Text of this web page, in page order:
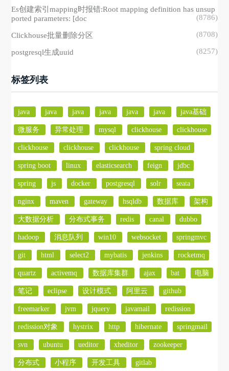
Es创建索引mapping时报错:Root mapping definition has unsup
ported parameters: [doc
(8786)
Clickhouse批量删除分区 (8708)
postgresql生成uuid (8257)
标签列表
java java java java java java java基础
微服务 异常处理 mysql clickhouse clickhouse
clickhouse clickhouse clickhouse spring cloud
spring boot linux elasticsearch feign jdbc
spring js docker postgresql solr seata
nginx maven gateway hsqldb 数据库 架构
大数据分析 分布式事务 redis canal dubbo
hadoop 消息队列 win10 websocket springmvc
git html select2 mybatis jenkins rocketmq
quartz activemq 数据库集群 ajax bat 电脑
笔记 eclipse 设计模式 阿里云 github
freemarker jvm jquery javamail redission
redission对象 hystrix http hibernate springmail
svn ubuntu ueditor xheditor zookeeper
分布式 小程序 开发工具 gitlab